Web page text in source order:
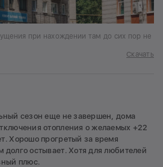
при нахождении там до сих пор не
Скачать
сезон еще не завершен, дома
отопления о желаемых +22
Хорошо прогретый за время
долго остывает. Хотя для любителей
плюс.